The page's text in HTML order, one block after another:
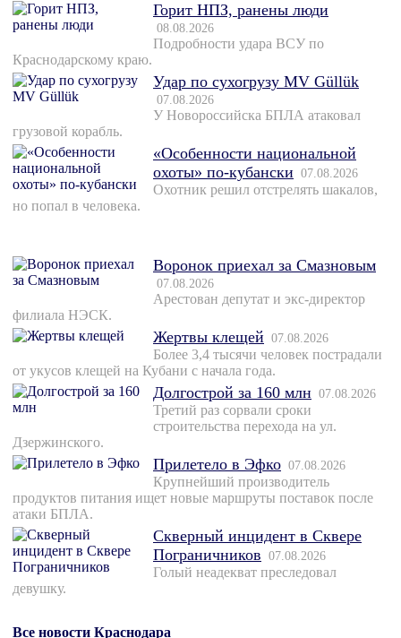
Горит НПЗ, ранены люди
08.08.2026
Подробности удара ВСУ по
Краснодарскому краю.
Удар по сухогрузу MV Güllük
07.08.2026
У Новороссийска БПЛА атаковал
грузовой корабль.
«Особенности национальной
охоты» по-кубански 07.08.2026
Охотник решил отстрелять шакалов,
но попал в человека.
Воронок приехал за Смазновым
07.08.2026
Арестован депутат и экс-директор
филиала НЭСК.
Жертвы клещей 07.08.2026
Более 3,4 тысячи человек пострадали
от укусов клещей на Кубани с начала года.
Долгострой за 160 млн 07.08.2026
Третий раз сорвали сроки
строительства перехода на ул.
Дзержинского.
Прилетело в Эфко 07.08.2026
Крупнейший производитель
продуктов питания ищет новые маршруты поставок после
атаки БПЛА.
Скверный инцидент в Сквере
Пограничников 07.08.2026
Голый неадекват преследовал
девушку.
Все новости Краснодара